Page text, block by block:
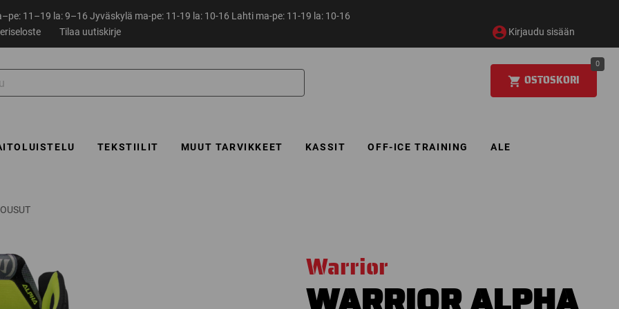
11–19 la: 9–16 Jyväskylä ma-pe: 11-19 la: 10-16 Lahti ma-pe: 11-19 la: 10-16
Tilaa uutiskirje Kirjaudu sisään
OSTOSKORI
0
TEKSTIILIT MUUT TARVIKKEET KASSIT OFF-ICE TRAINING ALE
Warrior